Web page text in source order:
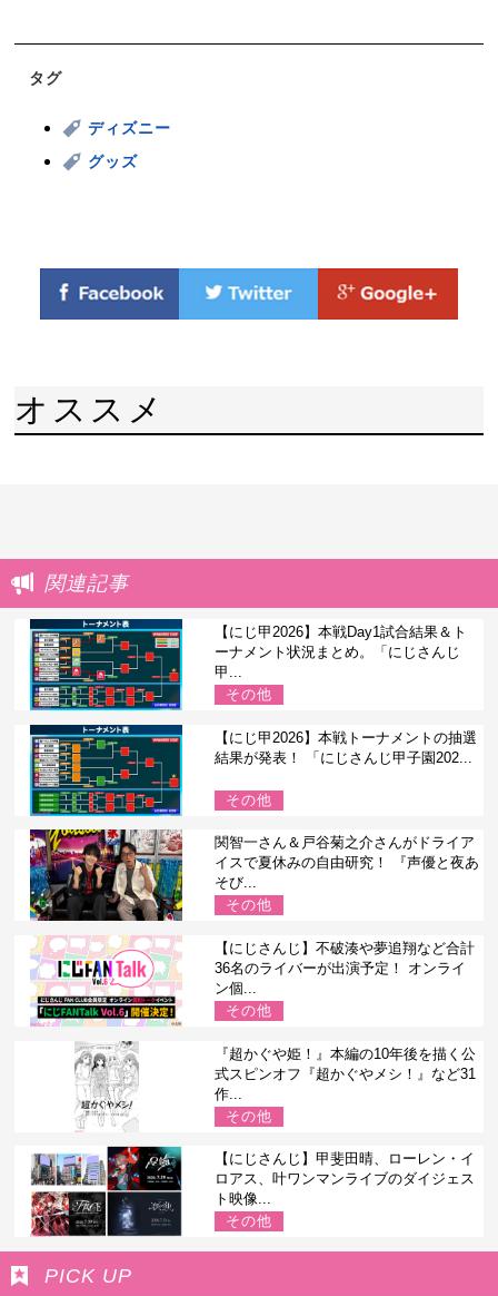
タグ
ディズニー
グッズ
オススメ
関連記事
【にじ甲2026】本戦Day1試合結果＆ト
ーナメント状況まとめ。「にじさんじ
甲...
その他
【にじ甲2026】本戦トーナメントの抽選
結果が発表！ 「にじさんじ甲子園202...
その他
関智一さん＆戸谷菊之介さんがドライア
イスで夏休みの自由研究！ 『声優と夜あ
そび...
その他
【にじさんじ】不破湊や夢追翔など合計
36名のライバーが出演予定！ オンライ
ン個...
その他
『超かぐや姫！』本編の10年後を描く公
式スピンオフ『超かぐやメシ！』など31
作...
その他
【にじさんじ】甲斐田晴、ローレン・イ
ロアス、叶ワンマンライブのダイジェス
ト映像...
その他
PICK UP